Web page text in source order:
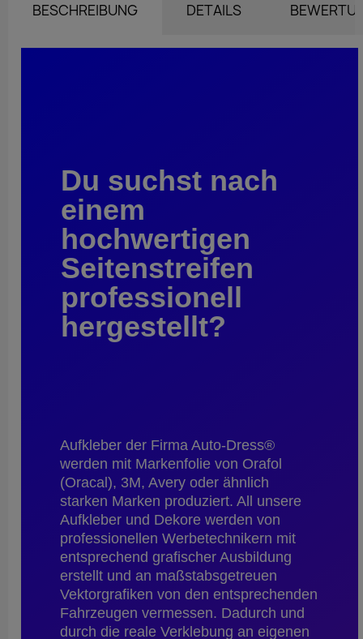
BESCHREIBUNG DETAILS
Du suchst nach
einem
hochwertigen
Seitenstreifen
professionell
hergestellt?
Aufkleber der Firma Auto-Dress®
werden mit Markenfolie von Orafol
(Oracal), 3M, Avery oder ähnlich
starken Marken produziert. All unsere
Aufkleber und Dekore werden von
professionellen Werbetechnikern mit
entsprechend grafischer Ausbildung
erstellt und an maßstabsgetreuen
Vektorgrafiken von den entsprechenden
Fahrzeugen vermessen. Dadurch und
durch die reale Verklebung an eigenen